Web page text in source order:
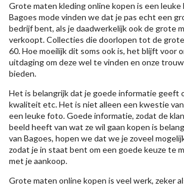
Grote maten kleding online kopen is een leuke
Bagoes mode vinden we dat je pas echt een
bedrijf bent, als je daadwerkelijk ook de grote
verkoopt. Collecties die doorlopen tot de
60. Hoe moeilijk dit soms ook is, het blijft voor
uitdaging om deze wel te vinden en onze
bieden.
Het is belangrijk dat je goede informatie geeft
kwaliteit etc. Het is niet alleen een kwestie
een leuke foto. Goede informatie, zodat de
beeld heeft van wat ze wil gaan kopen is
van Bagoes, hopen we dat we je zoveel
zodat je in staat bent om een goede keuze te
met je aankoop.
Grote maten online kopen is veel werk, zeker